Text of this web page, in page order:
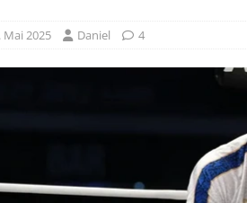
Mai 2025 Daniel 4